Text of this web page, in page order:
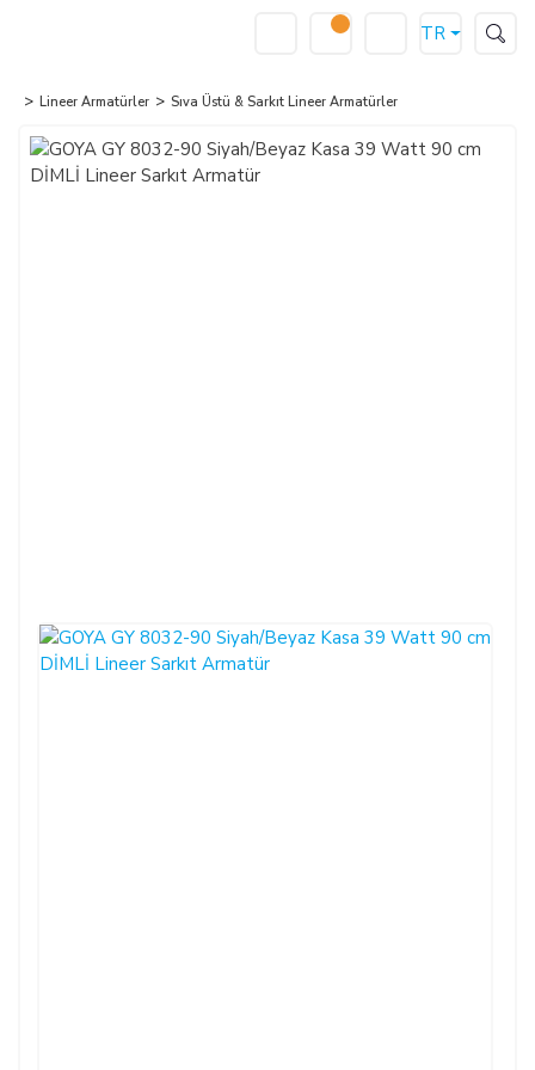
TR
Lineer Armatürler Sıva Üstü & Sarkıt Lineer Armatürler